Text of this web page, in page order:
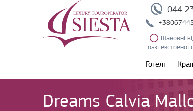
044
Шановні
разі екстреної
Готелі
Dreams Calvia